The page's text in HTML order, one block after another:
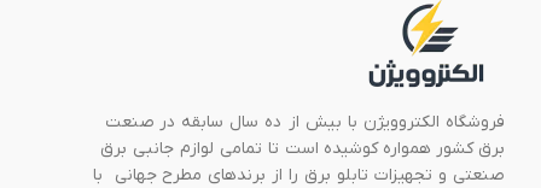
فروشگاه الکتروویژن با بیش از ده سال سابقه در صنعت
برق کشور همواره کوشیده است تا تمامی لوازم جانبی برق
صنعتی و تجهیزات تابلو برق را از برندهای مطرح جهانی با